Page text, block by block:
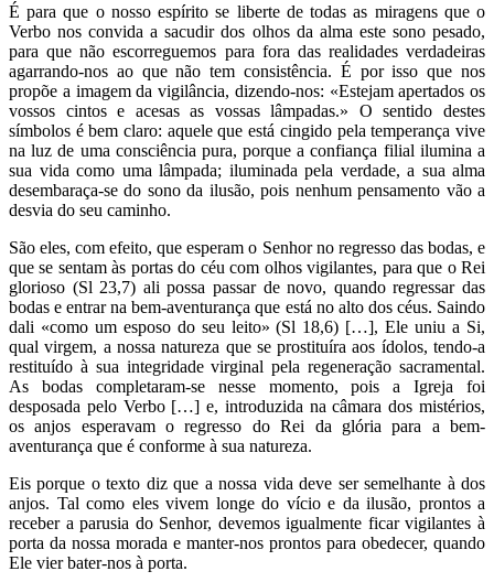
É para que o nosso espírito se liberte de todas as miragens que o
Verbo nos convida a sacudir dos olhos da alma este sono pesado,
para que não escorreguemos para fora das realidades verdadeiras
agarrando-nos ao que não tem consistência. É por isso que nos
propõe a imagem da vigilância, dizendo-nos: «Estejam apertados os
vossos cintos e acesas as vossas lâmpadas.» O sentido destes
símbolos é bem claro: aquele que está cingido pela temperança vive
na luz de uma consciência pura, porque a confiança filial ilumina a
sua vida como uma lâmpada; iluminada pela verdade, a sua alma
desembaraça-se do sono da ilusão, pois nenhum pensamento vão a
desvia do seu caminho.
São eles, com efeito, que esperam o Senhor no regresso das bodas, e
que se sentam às portas do céu com olhos vigilantes, para que o Rei
glorioso (Sl 23,7) ali possa passar de novo, quando regressar das
bodas e entrar na bem-aventurança que está no alto dos céus. Saindo
dali «como um esposo do seu leito» (Sl 18,6) […], Ele uniu a Si,
qual virgem, a nossa natureza que se prostituíra aos ídolos, tendo-a
restituído à sua integridade virginal pela regeneração sacramental.
As bodas completaram-se nesse momento, pois a Igreja foi
desposada pelo Verbo […] e, introduzida na câmara dos mistérios,
os anjos esperavam o regresso do Rei da glória para a bem-
aventurança que é conforme à sua natureza.
Eis porque o texto diz que a nossa vida deve ser semelhante à dos
anjos. Tal como eles vivem longe do vício e da ilusão, prontos a
receber a parusia do Senhor, devemos igualmente ficar vigilantes à
porta da nossa morada e manter-nos prontos para obedecer, quando
Ele vier bater-nos à porta.